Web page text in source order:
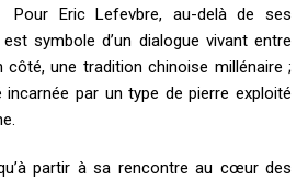
Pour Eric Lefevbre, au-delà de ses
symbole d’un dialogue vivant entre
côté, une tradition chinoise millénaire ;
incarnée par un type de pierre exploité
partir à sa rencontre au cœur des